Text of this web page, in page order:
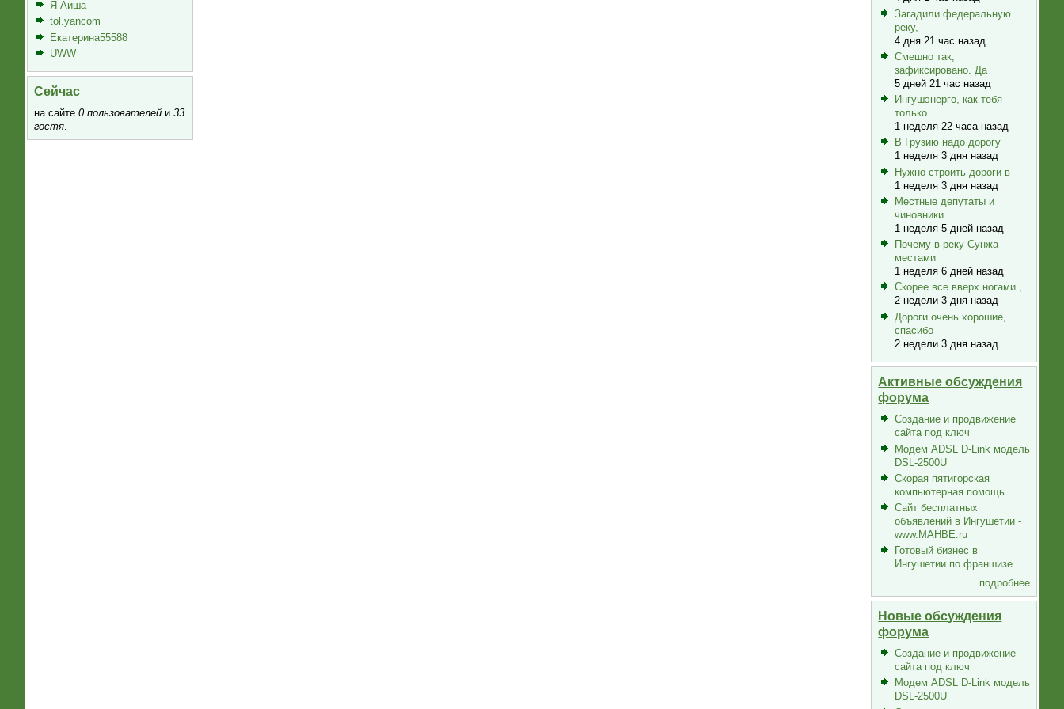
Я Аиша
tol.yancom
Екатерина55588
UWW
Сейчас
на сайте 0 пользователейи 33
гостя.
Загадили федеральную
реку,
4 дня 21 час назад
Смешно так,
зафиксировано. Да
5 дней 21 час назад
Ингушэнерго, как тебя
только
1 неделя 22 часа назад
В Грузию надо дорогу
1 неделя 3 дня назад
Нужно строить дороги в
1 неделя 3 дня назад
Местные депутаты и
чиновники
1 неделя 5 дней назад
Почему в реку Сунжа
местами
1 неделя 6 дней назад
Скорее все вверх ногами ,
2 недели 3 дня назад
Дороги очень хорошие,
спасибо
2 недели 3 дня назад
Активные обсуждения
форума
Создание и продвижение
сайта под ключ
Модем ADSL D-Link модель
DSL-2500U
Скорая пятигорская
компьютерная помощь
Сайт бесплатных
объявлений в Ингушетии -
www.MAHBE.ru
Готовый бизнес в
Ингушетии по франшизе
подробнее
Новые обсуждения
форума
Создание и продвижение
сайта под ключ
Модем ADSL D-Link модель
DSL-2500U